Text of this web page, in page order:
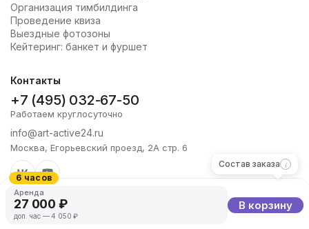
Состав заказа
6 часов
Аренда
27 000 ₽
доп. час — 4 050 ₽
В корзину
Организация тимбилдинга
Проведение квиза
Выездные фотозоны
Кейтеринг: банкет и фуршет
Контакты
+7 (495) 032-67-50
Работаем круглосуточно
info@art-active24.ru
Москва, Егорьевский проезд, 2А стр. 6